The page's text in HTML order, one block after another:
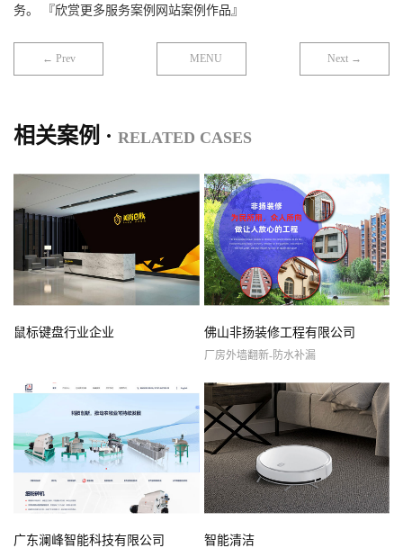
务。 『欣赏更多服务案例网站案例作品』
← Prev MENU Next →
相关案例 · RELATED CASES
鼠标键盘行业企业 佛山非扬装修工程有限公司
厂房外墙翻新-防水补漏
广东澜峰智能科技有限公司 智能清洁